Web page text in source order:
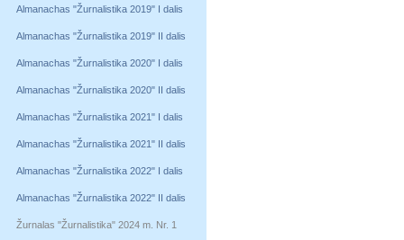
Almanachas "Žurnalistika 2019" I dalis
Almanachas "Žurnalistika 2019" II dalis
Almanachas "Žurnalistika 2020" I dalis
Almanachas "Žurnalistika 2020" II dalis
Almanachas "Žurnalistika 2021" I dalis
Almanachas "Žurnalistika 2021" II dalis
Almanachas "Žurnalistika 2022" I dalis
Almanachas "Žurnalistika 2022" II dalis
Žurnalas "Žurnalistika" 2024 m. Nr. 1